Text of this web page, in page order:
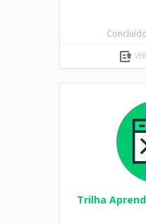
Trilha